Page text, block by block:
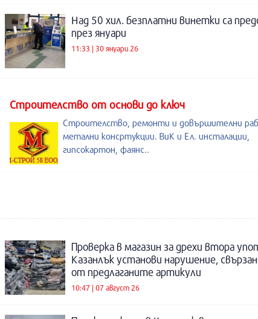
Над 50 хил. безплатни винетки са
през януари
11:33 | 30 януари 26
Строителство от основи до ключ
Строителство, ремонти и довършителни
метални консртукции. ВиК и Ел. инсталации,
гипсокартон, фаянс..
Проверка в магазин за дрехи втора
Казанлък установи нарушение,
от предлаганите артикули
10:47 | 07 август 26